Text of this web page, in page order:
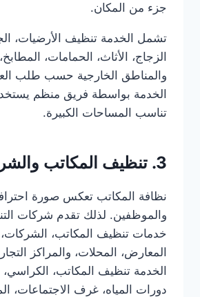
جزء من المكان.
تشمل الخدمة تنظيف الأرضيات،
الزجاج، الأثاث، الحمامات،
والمناطق الخارجية حسب طلب
الخدمة بواسطة فريق منظم
تناسب المساحات الكبيرة.
3. تنظيف المكاتب والشركات
نظافة المكاتب تعكس صورة
والموظفين. لذلك تقدم شركات
خدمات تنظيف المكاتب، الشركات،
المعارض، المحلات، والمراكز
الخدمة تنظيف المكاتب، الكراسي،
دورات المياه، غرف الاجتماعات،